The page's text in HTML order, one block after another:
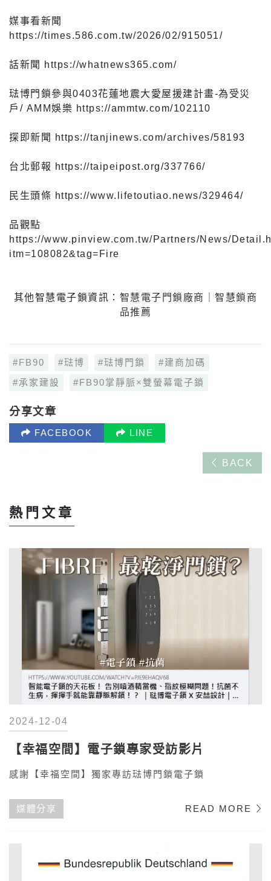
媒事看新聞
https://times.586.com.tw/2026/02/915051/
話新聞 https://whatnews365.com/
琺博門鎖參與0403花蓮地震大愛屋援建計畫-為受災
戶/ AMM娛樂 https://ammtw.com/102110
探即新聞 https://tanjinews.com/archives/58193
台北郵報 https://taipeipost.org/337766/
民生頭條 https://www.lifetoutiao.news/329464/
品觀點
https://www.pinview.com.tw/Partners/News/
itm=108082&tag=Fire
其他智慧電子鎖資訊： 智慧電子門鎖廠商 ｜智慧鎖商
品推薦
FB90 琺博 琺博門鎖
建商加碼
承家建設
FB90掌靜脈×雙螢幕電子鎖
分享文章
FACEBOOK LINE
BACK
熱門文章
2024-12-04
【幸福空間】電子鎖專家受訪影片
感謝【幸福空間】獨家專訪琺博門鎖電子鎖
媒體分享 READ MORE